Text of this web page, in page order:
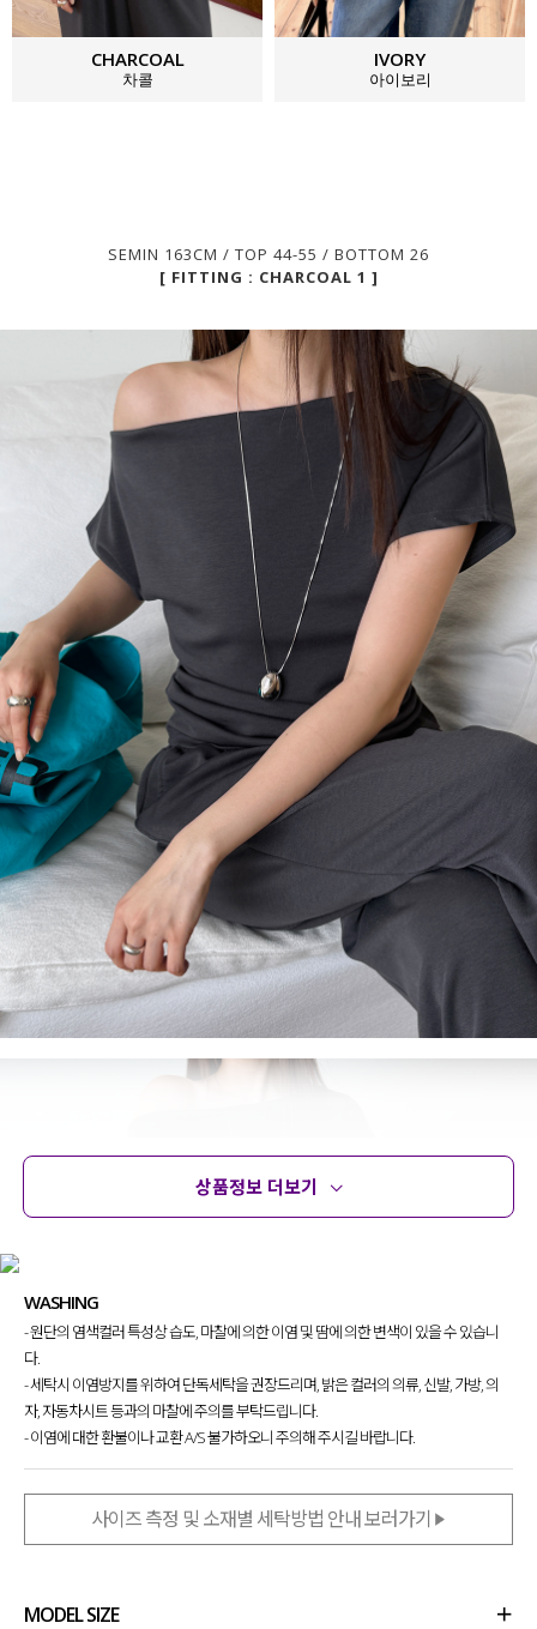
CHARCOAL
차콜
IVORY
아이보리
SEMIN 163CM / TOP 44-55 / BOTTOM 26
[ FITTING : CHARCOAL 1 ]
상품정보 더보기
WASHING
- 원단의 염색컬러 특성상 습도, 마찰에 의한 이염 및 땀에 의한 변색이 있을 수 있습니
다.
- 세탁시 이염방지를 위하여 단독세탁을 권장드리며, 밝은 컬러의 의류, 신발, 가방, 의
자, 자동차시트 등과의 마찰에 주의를 부탁드립니다.
- 이염에 대한 환불이나 교환 A/S 불가하오니 주의해 주시길 바랍니다.
사이즈 측정 및 소재별 세탁방법 안내 보러가기
MODEL SIZE